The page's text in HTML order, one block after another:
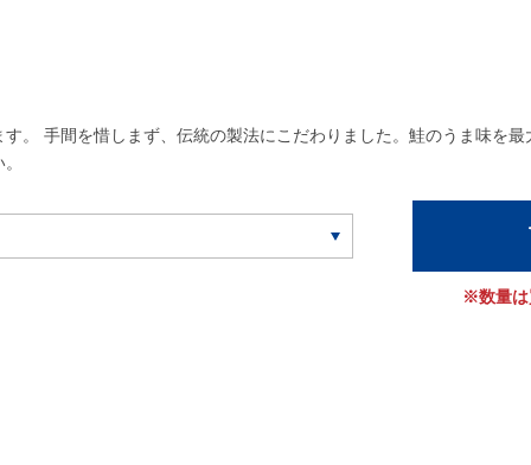
。 手間を惜しまず、伝統の製法にこだわりました。鮭のうま味を
※数量は